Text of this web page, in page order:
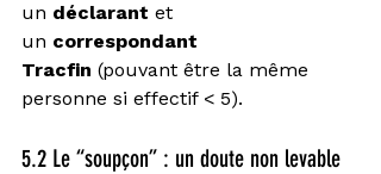
un déclarant et
un correspondant
Tracfin (pouvant être la même
personne si effectif < 5).
5.2 Le “soupçon” : un doute non levable